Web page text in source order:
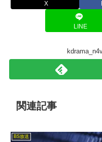
X
LINE
関連記事
BS放送